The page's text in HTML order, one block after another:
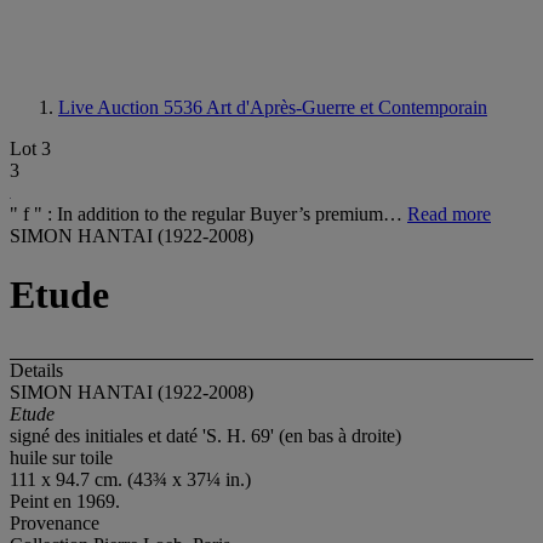
Live Auction 5536 Art d'Après-Guerre et Contemporain
Lot 3
3
" f " : In addition to the regular Buyer’s premium… Read more
SIMON HANTAI (1922-2008)
Etude
Details
SIMON HANTAI (1922-2008)
Etude
signé des initiales et daté 'S. H. 69' (en bas à droite)
huile sur toile
111 x 94.7 cm. (43¾ x 37¼ in.)
Peint en 1969.
Provenance